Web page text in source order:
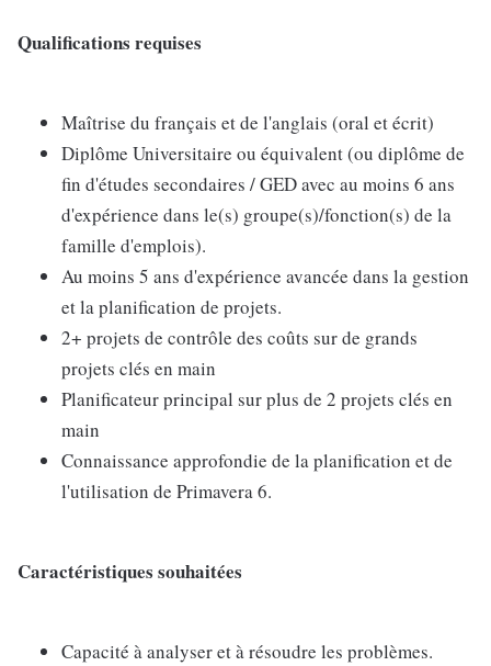
Qualifications requises
Maîtrise du français et de l'anglais (oral et écrit)
Diplôme Universitaire ou équivalent (ou diplôme de
fin d'études secondaires / GED avec au moins 6 ans
d'expérience dans le(s) groupe(s)/fonction(s) de la
famille d'emplois).
Au moins 5 ans d'expérience avancée dans la gestion
et la planification de projets.
2+ projets de contrôle des coûts sur de grands
projets clés en main
Planificateur principal sur plus de 2 projets clés en
main
Connaissance approfondie de la planification et de
l'utilisation de Primavera 6.
Caractéristiques souhaitées
Capacité à analyser et à résoudre les problèmes.